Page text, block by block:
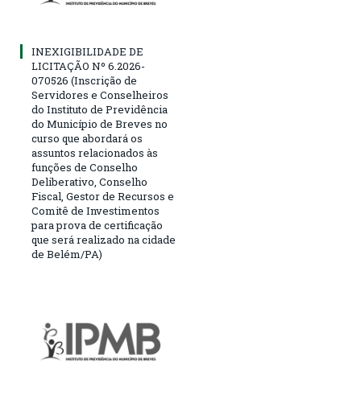
INEXIGIBILIDADE DE
LICITAÇÃO Nº 6.2026-
070526 (Inscrição de
Servidores e Conselheiros
do Instituto de Previdência
do Município de Breves no
curso que abordará os
assuntos relacionados às
funções de Conselho
Deliberativo, Conselho
Fiscal, Gestor de Recursos e
Comitê de Investimentos
para prova de certificação
que será realizado na cidade
de Belém/PA)